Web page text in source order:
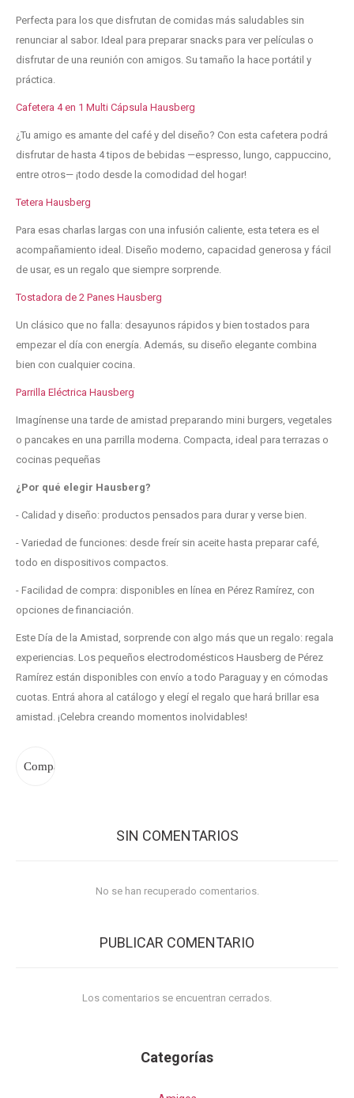
Perfecta para los que disfrutan de comidas más saludables sin
renunciar al sabor. Ideal para preparar snacks para ver películas o
disfrutar de una reunión con amigos. Su tamaño la hace portátil y
práctica.
Cafetera 4 en 1 Multi Cápsula Hausberg
¿Tu amigo es amante del café y del diseño? Con esta cafetera podrá
disfrutar de hasta 4 tipos de bebidas —espresso, lungo, cappuccino,
entre otros— ¡todo desde la comodidad del hogar!
Tetera Hausberg
Para esas charlas largas con una infusión caliente, esta tetera es el
acompañamiento ideal. Diseño moderno, capacidad generosa y fácil
de usar, es un regalo que siempre sorprende.
Tostadora de 2 Panes Hausberg
Un clásico que no falla: desayunos rápidos y bien tostados para
empezar el día con energía. Además, su diseño elegante combina
bien con cualquier cocina.
Parrilla Eléctrica Hausberg
Imagínense una tarde de amistad preparando mini burgers, vegetales
o pancakes en una parrilla moderna. Compacta, ideal para terrazas o
cocinas pequeñas
¿Por qué elegir Hausberg?
- Calidad y diseño: productos pensados para durar y verse bien.
- Variedad de funciones: desde freír sin aceite hasta preparar café,
todo en dispositivos compactos.
- Facilidad de compra: disponibles en línea en Pérez Ramírez, con
opciones de financiación.
Este Día de la Amistad, sorprende con algo más que un regalo: regala
experiencias. Los pequeños electrodomésticos Hausberg de Pérez
Ramírez están disponibles con envío a todo Paraguay y en cómodas
cuotas. Entrá ahora al catálogo y elegí el regalo que hará brillar esa
amistad. ¡Celebra creando momentos inolvidables!
SIN COMENTARIOS
No se han recuperado comentarios.
PUBLICAR COMENTARIO
Los comentarios se encuentran cerrados.
Categorías